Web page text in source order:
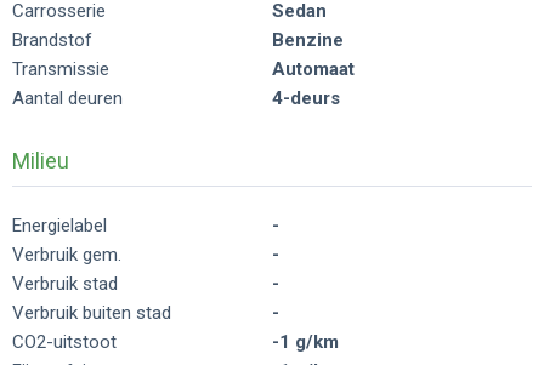
Carrosserie
Sedan
Brandstof
Benzine
Transmissie
Automaat
Aantal deuren
4-deurs
Milieu
Energielabel
-
Verbruik gem.
-
Verbruik stad
-
Verbruik buiten stad
-
CO2-uitstoot
-1 g/km